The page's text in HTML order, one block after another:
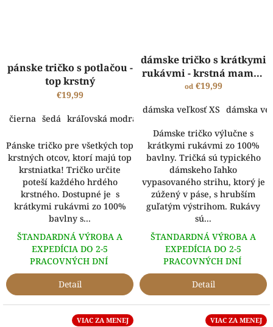
pánske tričko s potlačou -
top krstný
€19,99
čierna šedá kráľovská modrá
Pánske tričko pre všetkých top
krstných otcov, ktorí majú top
krstniatka! Tričko určite
poteší každého hrdého
krstného. Dostupné je s
krátkymi rukávmi zo 100%
bavlny s...
ŠTANDARDNÁ VÝROBA A
EXPEDÍCIA DO 2-5
PRACOVNÝCH DNÍ
Detail
dámske tričko s krátkymi
rukávmi - krstná mama -
chlapčenský motív
od€19,99
dámska veľkosť XS dámska
Dámske tričko výlučne s
krátkymi rukávmi zo 100%
bavlny. Tričká sú typického
dámskeho ľahko
vypasovaného strihu, ktorý je
zúžený v páse, s hrubším
guľatým výstrihom. Rukávy
sú...
ŠTANDARDNÁ VÝROBA A
EXPEDÍCIA DO 2-5
PRACOVNÝCH DNÍ
Detail
VIAC ZA MENEJ VIAC ZA MENEJ